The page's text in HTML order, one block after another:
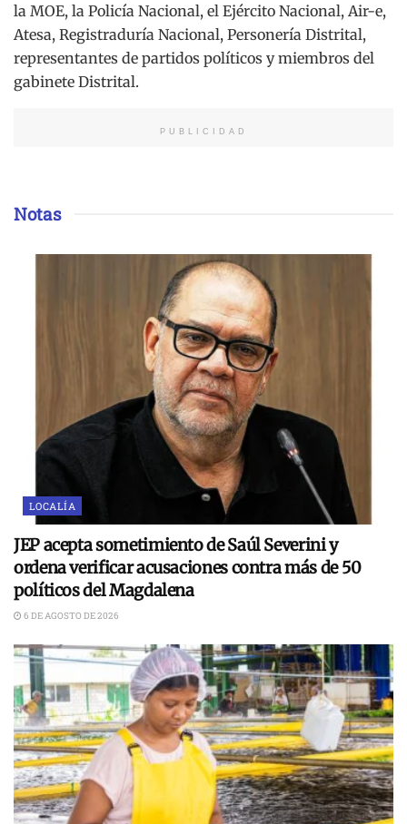
la MOE, la Policía Nacional, el Ejército Nacional, Air-e,
Atesa, Registraduría Nacional, Personería Distrital,
representantes de partidos políticos y miembros del
gabinete Distrital.
PUBLICIDAD
Notas
LOCALÍA
JEP acepta sometimiento de Saúl Severini y
ordena verificar acusaciones contra más de 50
políticos del Magdalena
6 DE AGOSTO DE 2026